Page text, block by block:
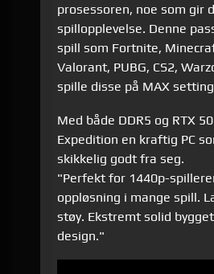
prosessoren, noe som gir
spillopplevelse. Denne
spill som Fortnite,
Valorant, PUBG, CS2,
spille disse på MAX
Med både DDR5 og RTX
Expedition en kraftig PC
skikkelig godt fra seg.
"Perfekt for 1440p-
oppløsning i mange spill.
støy. Ekstremt solid
design."